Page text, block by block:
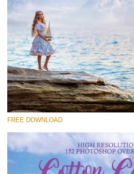
Bitte wählen Sie
Free Cloud Overlay #26
Small 800*533px
Cotton Candy Clouds
(152 Overlays)
4 Seasons (411 Overlays)
Large 6000*4000px
FREE DOWNLOAD